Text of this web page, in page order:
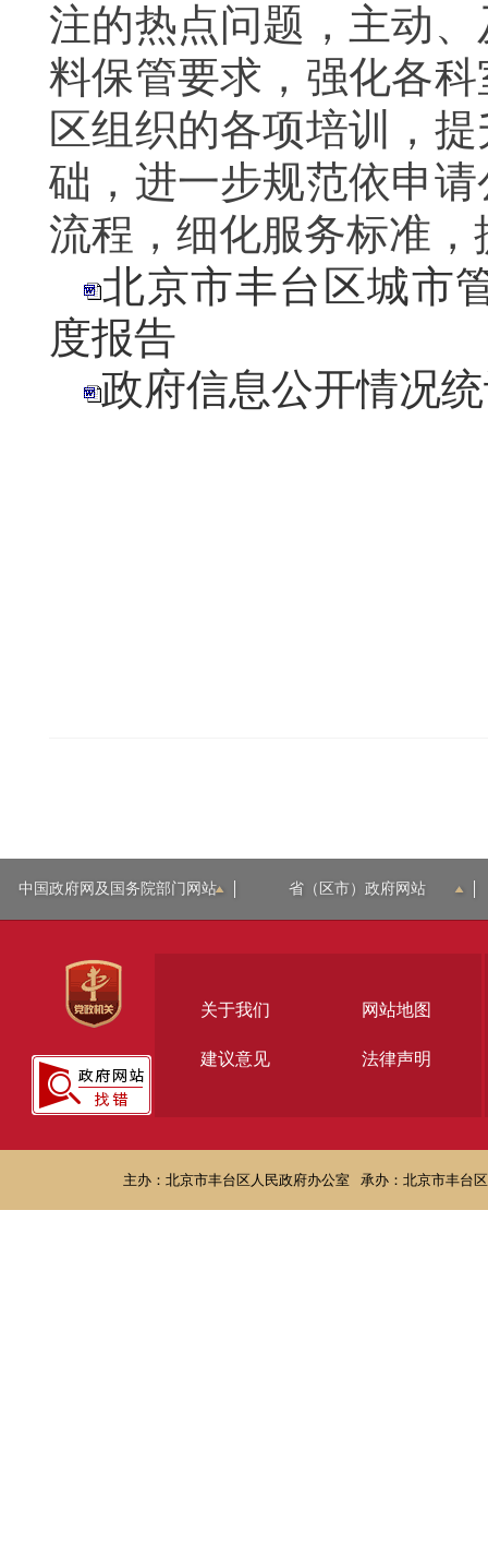
注的热点问题，主动
料保管要求，强化各
区组织的各项培训， 提
础， 进一步规范依申
流程，细化服务标准
北京市丰台区城市
度报告
政府信息公开情况
中国政府网及国务院部门网站 省（区市）政府网站
关于我们 网站地图
建议意见 法律声明
主办：北京市丰台区人民政府办公室 承办：北京市丰台